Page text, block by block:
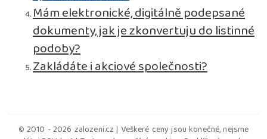
Mám elektronické, digitálně podepsané
dokumenty, jak je zkonvertuju do listinné
podoby?
Zakládáte i akciové společnosti?
© 2010 - 2026 zalozeni.cz | Veškeré ceny jsou konečné, nejsme